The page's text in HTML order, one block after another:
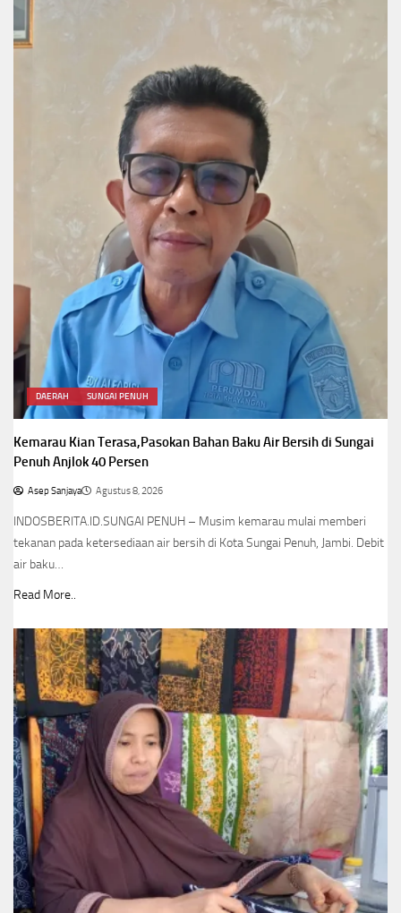
DAERAH SUNGAI PENUH
Kemarau Kian Terasa,Pasokan Bahan Baku Air Bersih di Sungai
Penuh Anjlok 40 Persen
Asep Sanjaya Agustus 8, 2026
INDOSBERITA.ID.SUNGAI PENUH – Musim kemarau mulai memberi
tekanan pada ketersediaan air bersih di Kota Sungai Penuh, Jambi. Debit
air baku…
Read More..